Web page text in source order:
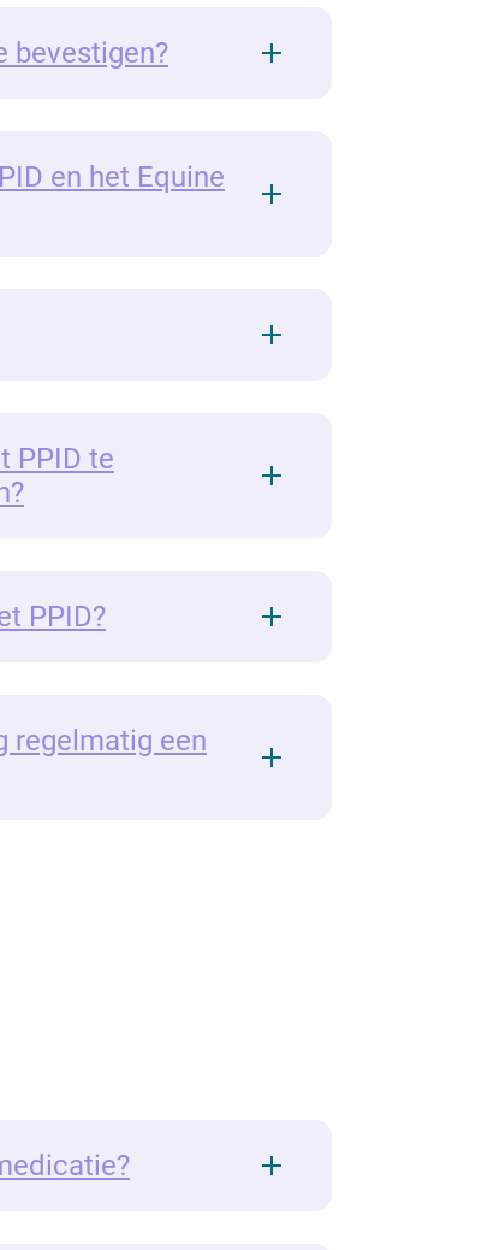
bevestigen?
en het Equine
PPID te
PPID?
regelmatig een